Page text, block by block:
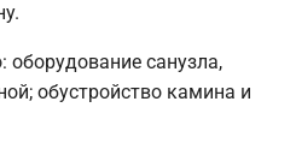
оборудование санузла,
обустройство камина и